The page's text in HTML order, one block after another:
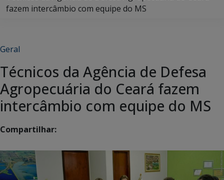
fazem intercâmbio com equipe do MS
Geral
Técnicos da Agência de Defesa
Agropecuária do Ceará fazem
intercâmbio com equipe do MS
Compartilhar: